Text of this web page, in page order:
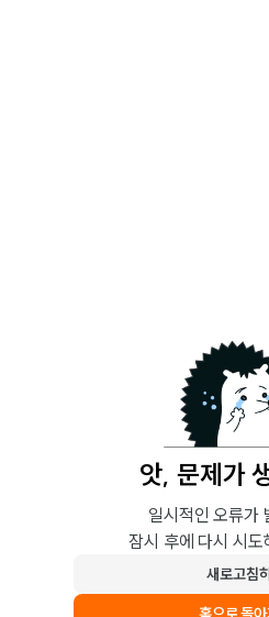
앗, 문제가
일시적인 오류가
잠시 후에 다시 시도
새로고침